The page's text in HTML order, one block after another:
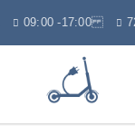
09:00 -17:00